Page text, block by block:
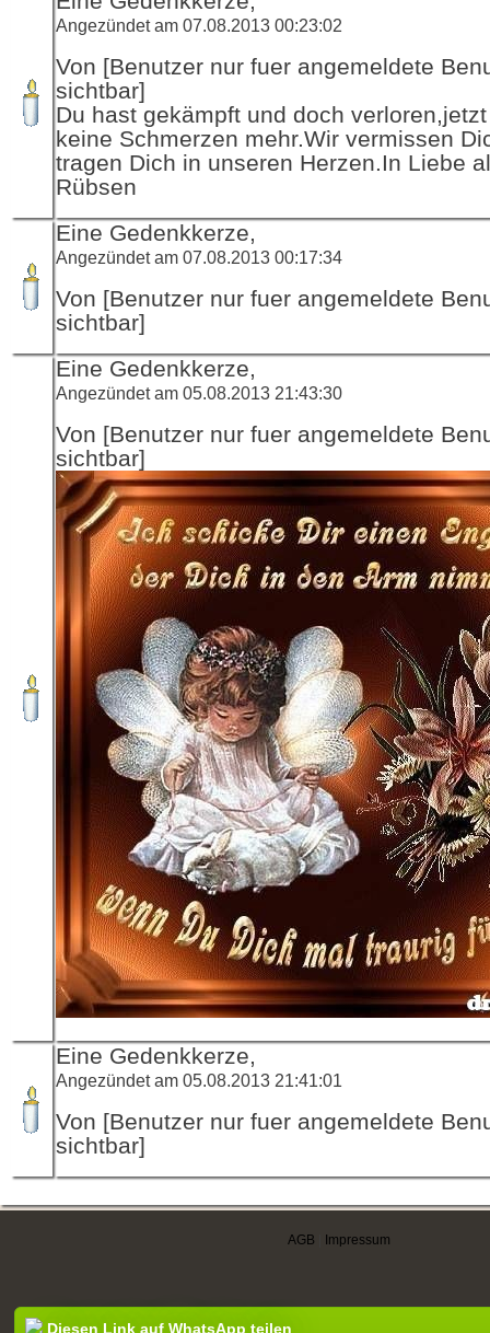
Angezündet am 07.08.2013 00:23:02
Von [Benutzer nur fuer angemeldete
sichtbar]
Du hast gekämpft und doch
keine Schmerzen mehr.Wir vermissen
tragen Dich in unseren Herzen.In Liebe
Rübsen
Eine Gedenkkerze,
Angezündet am 07.08.2013 00:17:34
Von [Benutzer nur fuer angemeldete
sichtbar]
Eine Gedenkkerze,
Angezündet am 05.08.2013 21:43:30
Von [Benutzer nur fuer angemeldete
sichtbar]
Eine Gedenkkerze,
Angezündet am 05.08.2013 21:41:01
Von [Benutzer nur fuer angemeldete
sichtbar]
AGB Impressum
Diesen Link auf WhatsApp teilen